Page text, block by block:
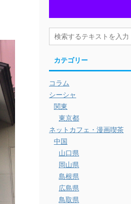
カテゴリー
コラム
シーシャ
関東
東京都
ネットカフェ・漫画喫茶
中国
山口県
岡山県
島根県
広島県
鳥取県